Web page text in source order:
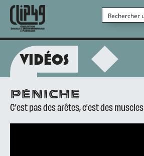
VIDÉOS
PÉNICHE
C’est pas des arêtes, c’est des muscles